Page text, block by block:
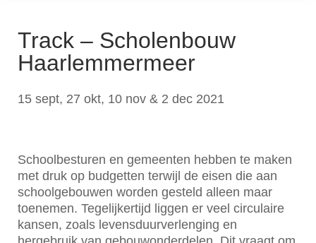
Track – Scholenbouw
Haarlemmermeer
15 sept, 27 okt, 10 nov & 2 dec 2021
Schoolbesturen en gemeenten hebben te maken
met druk op budgetten terwijl de eisen die aan
schoolgebouwen worden gesteld alleen maar
toenemen. Tegelijkertijd liggen er veel circulaire
kansen, zoals levensduurverlenging en